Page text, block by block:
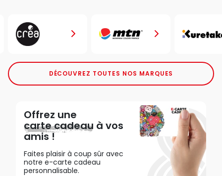
DÉCOUVREZ TOUTES NOS MARQUES
Offrez une
carte cadeau à vos
amis !
Faites plaisir à coup sûr avec
notre e-carte cadeau
personnalisable.